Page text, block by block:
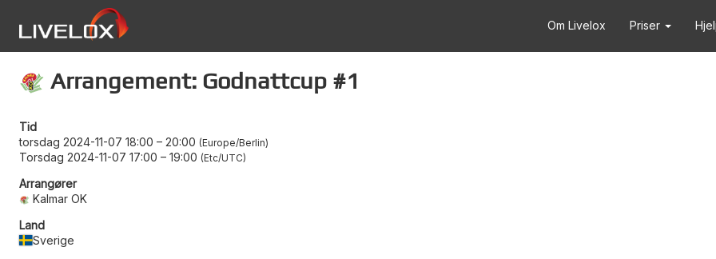
Om Livelox Priser
Arrangement: Godnattcup #1
Tid
torsdag 2024-11-07 18:00 – 20:00 Europe/Berlin
Torsdag 2024-11-07 17:00 – 19:00 Etc/UTC
Arrangører
Kalmar OK
Land
Sverige